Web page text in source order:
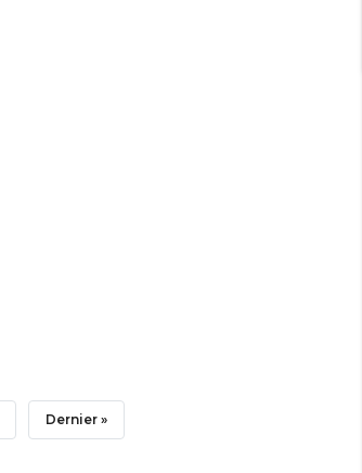
Dernière
Dernier »